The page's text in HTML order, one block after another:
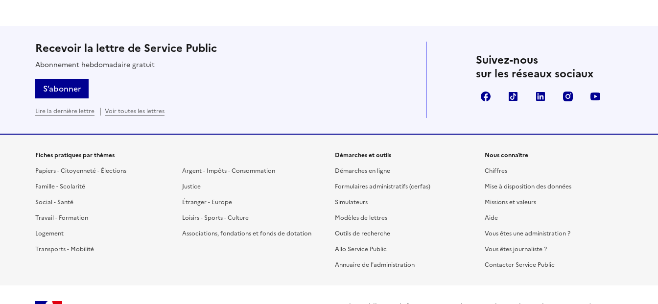
Recevoir la lettre de Service Public
Abonnement hebdomadaire gratuit
S’abonner
Lire la dernière lettre Voir toutes les lettres
Suivez-nous
sur les réseaux sociaux
FacebookTikTok LinkedIn Instagram
Fiches pratiques par thèmes
Papiers - Citoyenneté - Élections
Famille - Scolarité
Social - Santé
Travail - Formation
Logement
Transports - Mobilité
Argent - Impôts - Consommation
Justice
Étranger - Europe
Loisirs - Sports - Culture
Associations, fondations et fonds de dotation
Démarches et outils
Démarches en ligne
Formulaires administratifs (cerfas)
Simulateurs
Modèles de lettres
Outils de recherche
Allo Service Public
Annuaire de l'administration
Nous connaître
Chiffres
Mise à disposition des données
Missions et valeurs
Aide
Vous êtes une administration ?
Vous êtes journaliste ?
Contacter Service Public